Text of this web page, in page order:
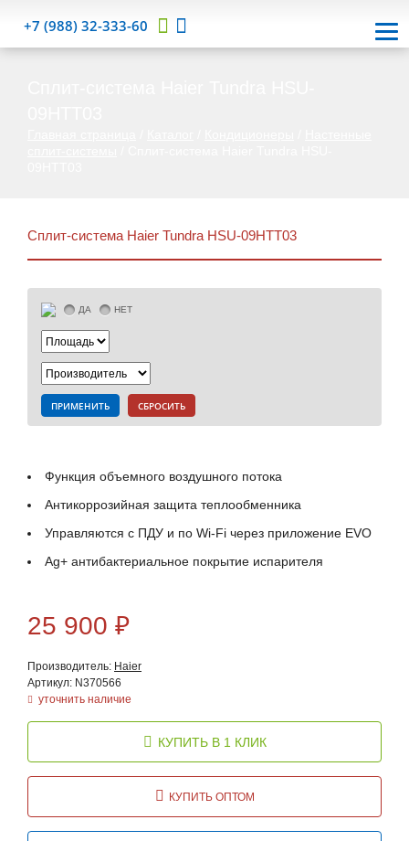
+7 (988) 32-333-60
Cплит-система Haier Tundra HSU-09HTT03
ДА НЕТ
ПРИМЕНИТЬ СБРОСИТЬ
Функция объемного воздушного потока
Антикоррозийная защита теплообменника
Управляются с ПДУ и по Wi-Fi через приложение EVO
Ag+ антибактериальное покрытие испарителя
25 900 ₽
Производитель: Haier
Артикул: N370566
уточнить наличие
КУПИТЬ В 1 КЛИК
КУПИТЬ ОПТОМ